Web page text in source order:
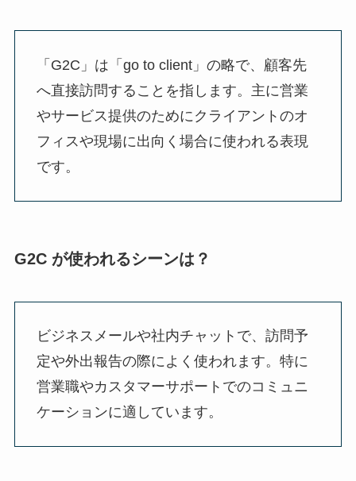
「G2C」は「go to client」の略で、顧客先
へ直接訪問することを指します。主に営業
やサービス提供のためにクライアントのオ
フィスや現場に出向く場合に使われる表現
です。
G2C が使われるシーンは？
ビジネスメールや社内チャットで、訪問予
定や外出報告の際によく使われます。特に
営業職やカスタマーサポートでのコミュニ
ケーションに適しています。